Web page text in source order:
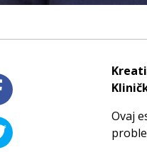
Ovaj